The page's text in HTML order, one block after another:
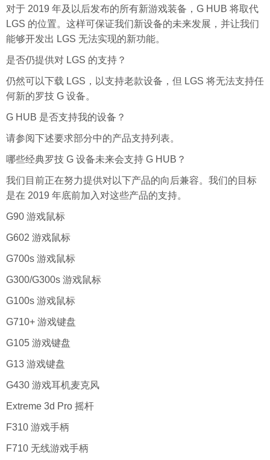
对于 2019 年及以后发布的所有新游戏装备，G HUB 将取代
LGS 的位置。这样可保证我们新设备的未来发展，并让我们
能够开发出 LGS 无法实现的新功能。
是否仍提供对 LGS 的支持？
仍然可以下载 LGS，以支持老款设备，但 LGS 将无法支持任
何新的罗技 G 设备。
G HUB 是否支持我的设备？
请参阅下述要求部分中的产品支持列表。
哪些经典罗技 G 设备未来会支持 G HUB？
我们目前正在努力提供对以下产品的向后兼容。我们的目标
是在 2019 年底前加入对这些产品的支持。
G90 游戏鼠标
G602 游戏鼠标
G700s 游戏鼠标
G300/G300s 游戏鼠标
G100s 游戏鼠标
G710+ 游戏键盘
G105 游戏键盘
G13 游戏键盘
G430 游戏耳机麦克风
Extreme 3d Pro 摇杆
F310 游戏手柄
F710 无线游戏手柄